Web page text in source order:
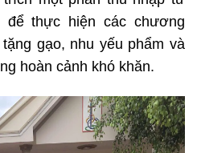
để thực hiện các chương
gạo, nhu yếu phẩm và
hoàn cảnh khó khăn.